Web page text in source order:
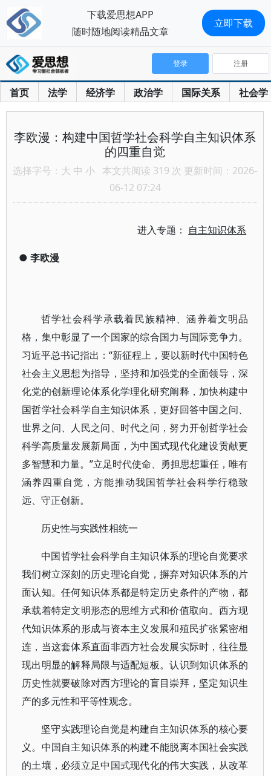
首页 法学 经济学 政治学 国际关系 社会学
登录 注册
李欧漫：构建中国哲学社会科学自主知识体系
的四重自觉
选择字号： 大 中 小 本文共阅读 319 次 更新时间：2026-
06-12 07:24
进入专题： 自主知识体系
● 李欧漫
哲学社会科学承载着民族精神、涵养着文明品
格，集中彰显了一个国家的综合国力与国际竞争力。
习近平总书记指出：“新征程上，要以新时代中国特色
社会主义思想为指导，坚持和加强党的全面领导，深
化党的创新理论体系化学理化研究阐释，加快构建中
国哲学社会科学自主知识体系，更好回答中国之问、
世界之问、人民之问、时代之问，努力开创哲学社会
科学高质量发展新局面，为中国式现代化建设贡献更
多智慧和力量。”立足时代使命、勇担思想重任，唯有
涵养四重自觉，方能推动我国哲学社会科学行稳致
远、守正创新。
历史性与实践性相统一
中国哲学社会科学自主知识体系的理论自觉要求
我们树立深刻的历史理论自觉，摒弃对知识体系的片
面认知。任何知识体系都是特定历史条件的产物，都
承载着特定文明形态的思维方式和价值取向。西方现
代知识体系的形成与资本主义发展和殖民扩张紧密相
连，当这套体系直面非西方社会发展实际时，往往显
现出明显的解释局限与适配短板。认识到知识体系的
历史性就要破除对西方理论的盲目崇拜，坚定知识生
产的多元性和平等性观念。
坚守实践理论自觉是构建自主知识体系的核心要
义。中国自主知识体系的构建不能脱离本国社会实践
的土壤，必须立足中国式现代化的伟大实践，从改革
下载爱思想APP
随时随地阅读精品文章
立即下载